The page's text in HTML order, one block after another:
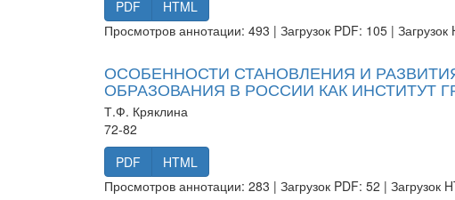
PDF
HTML
Просмотров аннотации: 493 | Загрузок PDF: 105 | Загрузок
ОСОБЕННОСТИ СТАНОВЛЕНИЯ И
ОБРАЗОВАНИЯ В РОССИИ КАК ИНСТИТУТ
Т.Ф. Кряклина
72-82
PDF
HTML
Просмотров аннотации: 283 | Загрузок PDF: 52 | Загрузок